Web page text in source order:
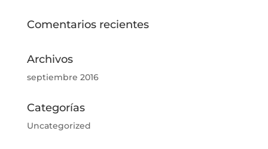
Comentarios recientes
Archivos
septiembre 2016
Categorías
Uncategorized